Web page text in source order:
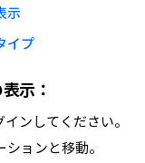
示
イプ
示：
ンしてください。
ョンと移動。